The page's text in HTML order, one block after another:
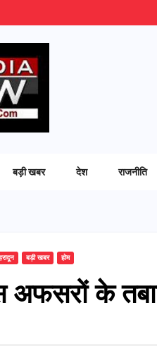
बड़ी खबर देश राजनीति
बड़ी खबर होम
अफसरों के